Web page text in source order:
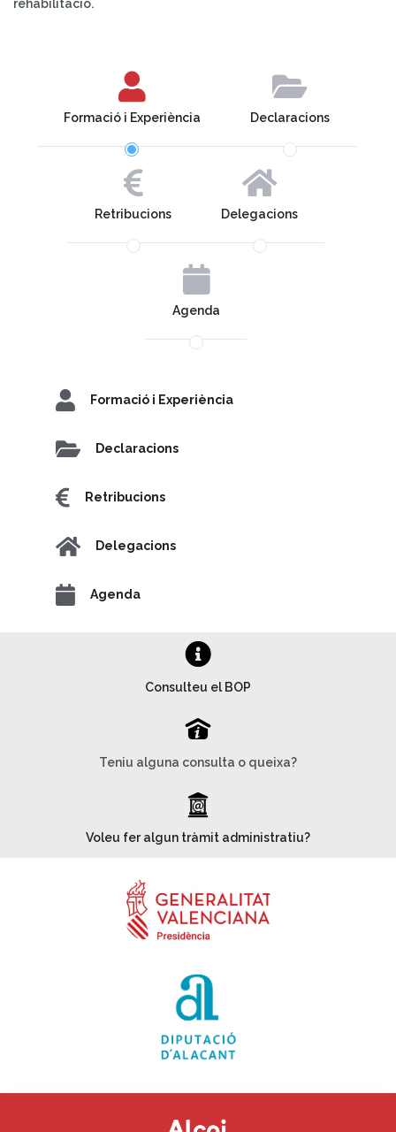
rehabilitació.
Formació i Experiència Declaracions
Retribucions Delegacions
Agenda
Formació i Experiència
Declaracions
Retribucions
Delegacions
Agenda
Consulteu el BOP
P
Teniu alguna consulta o queixa?
_
Voleu fer algun tràmit administratiu?